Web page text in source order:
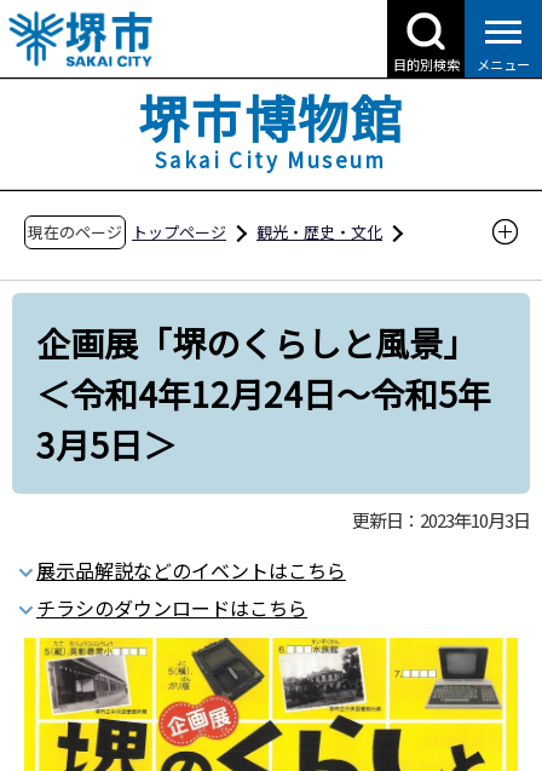
こ
の
ペ
で
目的別検索 メニュー
堺市博物館
Sakai City Museum
現在のページ トップページ
観光・歴史・文化
企画展「堺のくらしと風景」＜令和4年12月24
日～令和5年3月5日＞
企画展「堺のくらしと風景」
＜令和4年12月24日～令和5年
3月5日＞
更新日：2023年10月3日
展示品解説などのイベントはこちら
チラシのダウンロードはこちら